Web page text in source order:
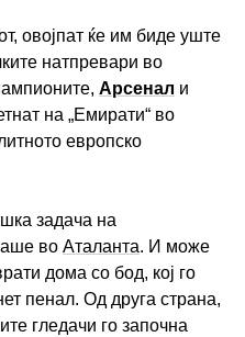
овојпат ќе им биде уште
натпревари во
Арсенал и
на „Емирати“ во
европско
задача на
во Аталанта. И може
дома со бод, кој го
пенал. Од друга страна,
гледачи го започна